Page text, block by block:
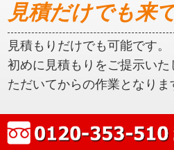
見積だけでも来
見積もりだけでも可能です。
初めに見積もりをご提示い
ただいてからの作業となりま
愛知県半田市